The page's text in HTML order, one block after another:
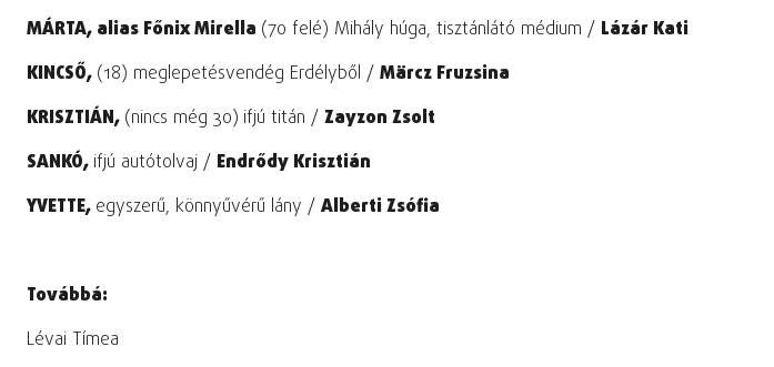
MÁRTA, alias Főnix Mirella (70 felé) Mihály húga, tisztánlátó médium / Lázár Kati
KINCSŐ, (18) meglepetésvendég Erdélyből / Märcz Fruzsina
KRISZTIÁN, (nincs még 30) ifjú titán / Zayzon Zsolt
SANKÓ, ifjú autótolvaj / Endrődy Krisztián
YVETTE, egyszerű, könnyűvérű lány / Alberti Zsófia
Továbbá:
Lévai Tímea